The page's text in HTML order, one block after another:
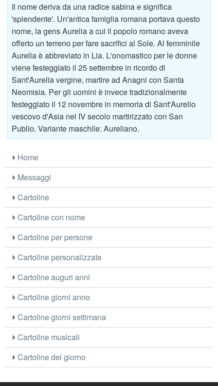
Il nome deriva da una radice sabina e significa
'splendente'. Un'antica famiglia romana portava questo
nome, la gens Aurelia a cui il popolo romano aveva
offerto un terreno per fare sacrifici al Sole. Al femminile
Aurelia è abbreviato in Lia. L'onomastico per le donne
viene festeggiato il 25 settembre in ricordo di
Sant'Aurelia vergine, martire ad Anagni con Santa
Neomisia. Per gli uomini è invece tradizionalmente
festeggiato il 12 novembre in memoria di Sant'Aurelio
vescovo d'Asia nel IV secolo martirizzato con San
Publio. Variante maschile: Aureliano.
Home
Messaggi
Cartoline
Cartoline con nome
Cartoline per persone
Cartoline personalizzate
Cartoline auguri anni
Cartoline giorni anno
Cartoline giorni settimana
Cartoline musicali
Cartoline del giorno